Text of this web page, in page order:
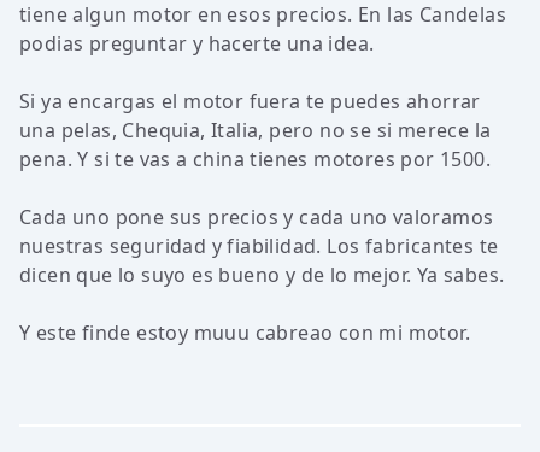
tiene algun motor en esos precios. En las Candelas
podias preguntar y hacerte una idea.
Si ya encargas el motor fuera te puedes ahorrar
una pelas, Chequia, Italia, pero no se si merece la
pena. Y si te vas a china tienes motores por 1500.
Cada uno pone sus precios y cada uno valoramos
nuestras seguridad y fiabilidad. Los fabricantes te
dicen que lo suyo es bueno y de lo mejor. Ya sabes.
Y este finde estoy muuu cabreao con mi motor.